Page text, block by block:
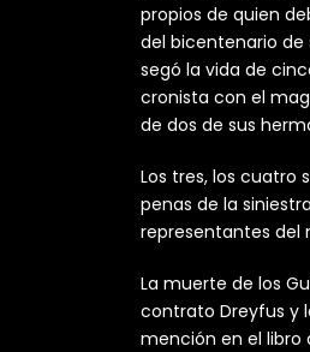
propios de quien
del bicentenario de
segó la vida de
cronista con el
de dos de sus
Los tres, los cuatro
penas de la
representantes del
La muerte de los
contrato Dreyfus y
mención en el libro